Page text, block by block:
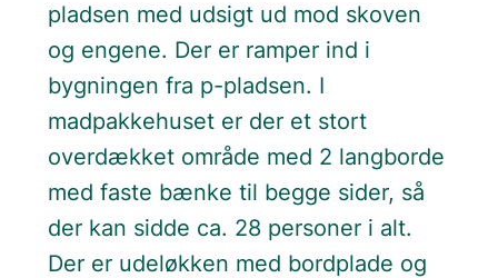
pladsen med udsigt ud mod skoven
og engene. Der er ramper ind i
bygningen fra p-pladsen. I
madpakkehuset er der et stort
overdækket område med 2 langborde
med faste bænke til begge sider, så
der kan sidde ca. 28 personer i alt.
Der er udeløkken med bordplade og